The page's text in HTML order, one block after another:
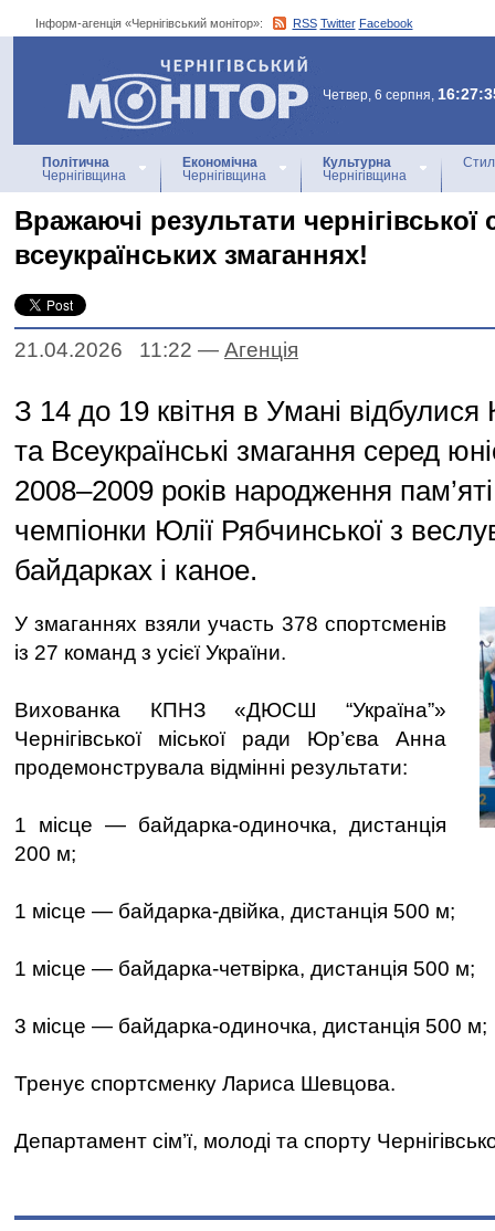
Інформ-агенція «Чернігівський монітор»: RSS Twitter Facebook
Інформ-агенція
«Чернігівський монітор»
Четвер, 6 серпня,
Політична
Чернігівщина
Економічна
Чернігівщина
Культурна
Чернігівщина
Вражаючі результати
всеукраїнських змаганнях!
21.04.2026 11:22 — Агенцiя
З 14 до 19 квітня в Умані відбулися
та Всеукраїнські змагання серед
2008–2009 років народження пам’яті
чемпіонки Юлії Рябчинської з
байдарках і каное.
У змаганнях взяли участь 378 спортсменів
із 27 команд з усієї України.
Вихованка КПНЗ «ДЮСШ “Україна”»
Чернігівської міської ради Юр’єва Анна
продемонструвала відмінні результати:
1 місце — байдарка-одиночка, дистанція
200 м;
1 місце — байдарка-двійка, дистанція 500 м;
1 місце — байдарка-четвірка, дистанція 500 м;
3 місце — байдарка-одиночка, дистанція 500 м;
Тренує спортсменку Лариса Шевцова.
Департамент сім’ї, молоді та спорту